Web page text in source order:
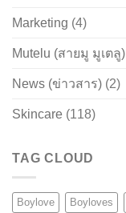
Marketing (4)
Mutelu (สายมู มูเตลู)
News (ข่าวสาร) (2)
Skincare (118)
TAG CLOUD
Boylove Boyloves